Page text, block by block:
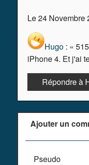
Le 24 Novembre
Hugo : «
iPhone 4. Et j'ai
Répondre à
Ajouter un
Pseudo